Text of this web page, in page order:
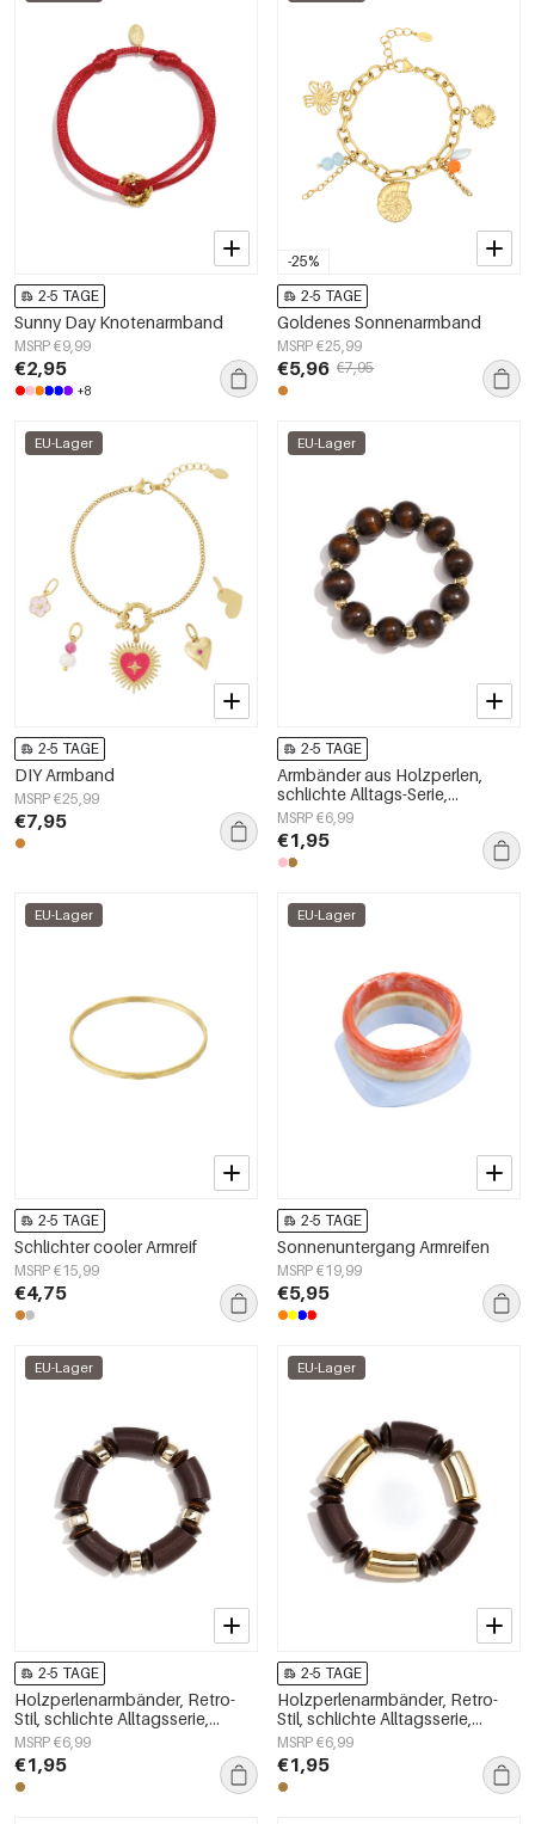
2-5 TAGE
Sunny Day Knotenarmband
MSRP €9,99
€2,95
+8
-25%
2-5 TAGE
Goldenes Sonnenarmband
MSRP €25,99
€5,96 €7,95
EU-Lager
2-5 TAGE
DIY Armband
MSRP €25,99
€7,95
EU-Lager
2-5 TAGE
Armbänder aus Holzperlen,
schlichte Alltags-Serie,
Damenschmuck
MSRP €6,99
€1,95
EU-Lager
2-5 TAGE
Schlichter cooler Armreif
MSRP €15,99
€4,75
EU-Lager
2-5 TAGE
Sonnenuntergang Armreifen
MSRP €19,99
€5,95
EU-Lager
2-5 TAGE
Holzperlenarmbänder, Retro-
Stil, schlichte Alltagsserie,
Damenschmuck
MSRP €6,99
€1,95
EU-Lager
2-5 TAGE
Holzperlenarmbänder, Retro-
Stil, schlichte Alltagsserie,
Damenschmuck
MSRP €6,99
€1,95